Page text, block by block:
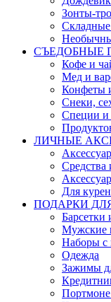
Зонты-
СЪЕДОБНЫЕ
Кофе и
Мед и
Конфеты
Снеки,
Специи и
ЛИЧНЫЕ
Средства
Для
ПОДАРКИ
Барсетки
Мужские
Наборы с
Одежда
Зажимы